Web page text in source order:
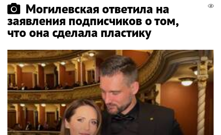
Могилевская ответила на
заявления подписчиков о том,
что она сделала пластику